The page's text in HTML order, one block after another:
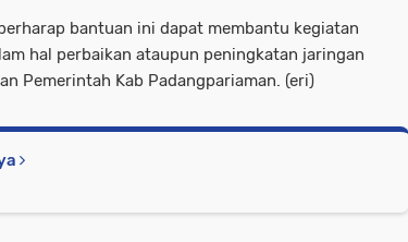
bantuan ini dapat membantu kegiatan
hal perbaikan ataupun peningkatan jaringan
Pemerintah Kab Padangpariaman. (eri)